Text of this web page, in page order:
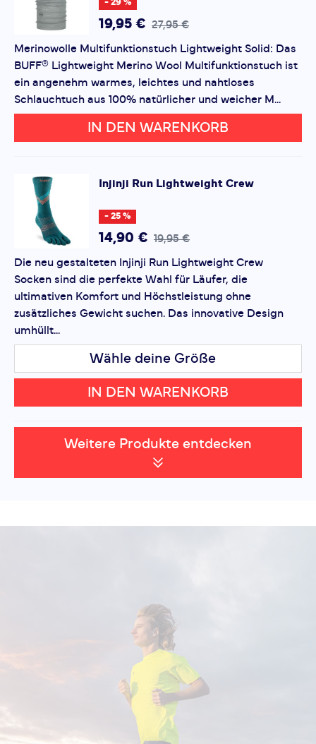
Bewertung hinzufügen
Dieses Formular ist durch reCAPTCHA geschützt – es gelten
dieDatenschutzbestimmungenundNutzungsbedingungen
von Google.
- 29 %
19,95 € 27,95 €
Merinowolle Multifunktionstuch Lightweight Solid: Das
BUFF® Lightweight Merino Wool Multifunktionstuch ist
ein angenehm warmes, leichtes und nahtloses
Schlauchtuch aus 100% natürlicher und weicher M...
IN DEN WARENKORB
Injinji Run Lightweight Crew
- 25 %
14,90 € 19,95 €
Die neu gestalteten Injinji Run Lightweight Crew
Socken sind die perfekte Wahl für Läufer, die
ultimativen Komfort und Höchstleistung ohne
zusätzliches Gewicht suchen. Das innovative Design
umhüllt...
Wähle deine Größe
IN DEN WARENKORB
Weitere Produkte entdecken